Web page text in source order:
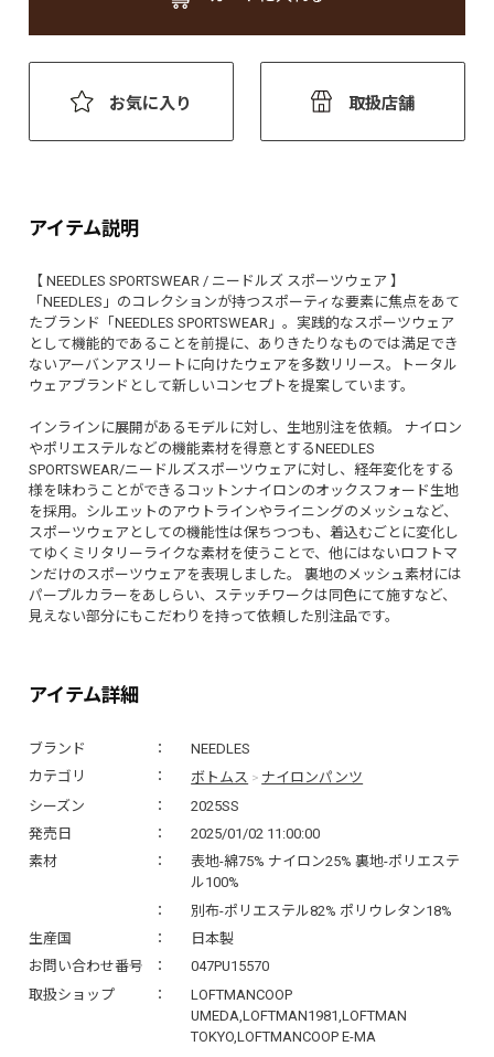
お気に入り 取扱店舗
アイテム詳細
ブランド
NEEDLES
カテゴリ
ボトムス > ナイロンパンツ
シーズン
2025SS
発売日
2025/01/02 11:00:00
素材
表地-綿75% ナイロン25% 裏地-ポリエステ
ル100%
別布-ポリエステル82% ポリウレタン18%
生産国
日本製
お問い合わせ番号
047PU15570
取扱ショップ
LOFTMANCOOP
UMEDA,LOFTMAN1981,LOFTMAN
TOKYO,LOFTMANCOOP E-MA
アイテム説明
【 NEEDLES SPORTSWEAR / ニードルズ スポーツウェア 】
「NEEDLES」のコレクションが持つスポーティな要素に焦点をあて
たブランド「NEEDLES SPORTSWEAR」。実践的なスポーツウェア
として機能的であることを前提に、ありきたりなものでは満足でき
ないアーバンアスリートに向けたウェアを多数リリース。トータル
ウェアブランドとして新しいコンセプトを提案しています。
インラインに展開があるモデルに対し、生地別注を依頼。 ナイロン
やポリエステルなどの機能素材を得意とするNEEDLES
SPORTSWEAR/ニードルズスポーツウェアに対し、経年変化をする
様を味わうことができるコットンナイロンのオックスフォード生地
を採用。シルエットのアウトラインやライニングのメッシュなど、
スポーツウェアとしての機能性は保ちつつも、着込むごとに変化し
てゆくミリタリーライクな素材を使うことで、他にはないロフトマ
ンだけのスポーツウェアを表現しました。 裏地のメッシュ素材には
パープルカラーをあしらい、ステッチワークは同色にて施すなど、
見えない部分にもこだわりを持って依頼した別注品です。